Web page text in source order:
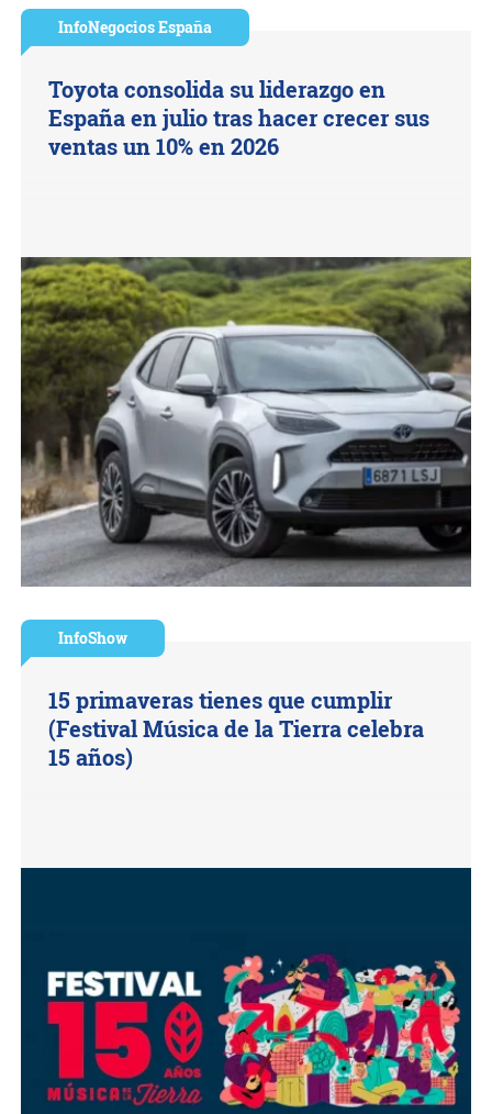
InfoNegocios España
Toyota consolida su liderazgo en
España en julio tras hacer crecer sus
ventas un 10% en 2026
InfoShow
15 primaveras tienes que cumplir
(Festival Música de la Tierra celebra
15 años)